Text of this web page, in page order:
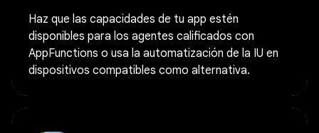
Haz que las capacidades de tu app estén
disponibles para los agentes calificados con
AppFunctions o usa la automatización de la IU en
dispositivos compatibles como alternativa.